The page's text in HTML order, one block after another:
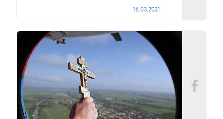
16.03.2021